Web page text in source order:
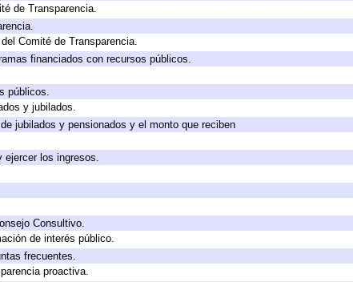
de Transparencia.
Comité de Transparencia.
financiados con recursos públicos.
públicos.
y jubilados.
jubilados y pensionados y el monto que reciben
ejercer los ingresos.
Consultivo.
de interés público.
frecuentes.
proactiva.